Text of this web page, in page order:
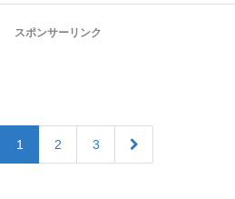
スポンサーリンク
1 2 3